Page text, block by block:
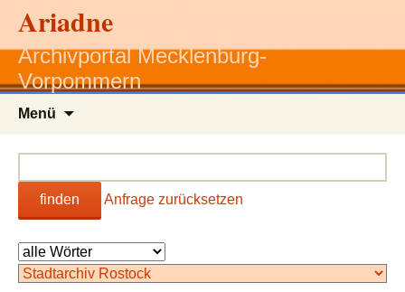
Ariadne
Archivportal Mecklenburg-
Vorpommern
Menü
finden Anfrage zurücksetzen